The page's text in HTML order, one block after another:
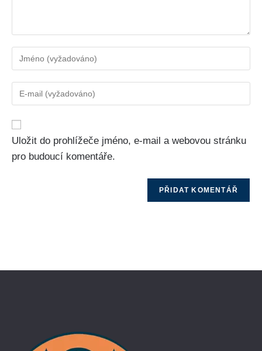
Uložit do prohlížeče jméno, e-mail a webovou stránku
pro budoucí komentáře.